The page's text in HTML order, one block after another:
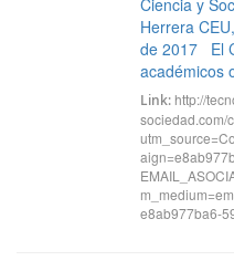
Ciencia y
Herrera
de 2017 El
académicos
Link: http://
sociedad.com/
e8ab977ba6-